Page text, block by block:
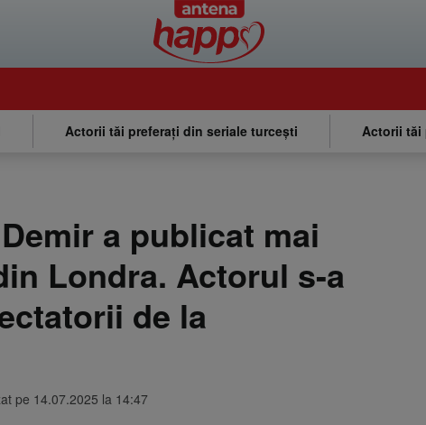
Actorii tăi preferați din seriale turcești Actorii tăi
a publicat mai
Londra. Actorul s-a
de la
pe 14.07.2025 la 14:47